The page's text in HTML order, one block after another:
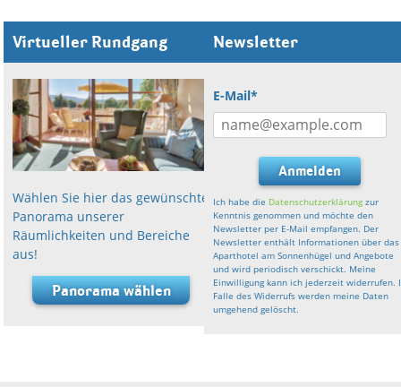
Virtueller Rundgang
Wählen Sie hier das gewünschte
Panorama unserer
Räumlichkeiten und Bereiche
aus!
Panorama wählen
Newsletter
E-Mail*
Anmelden
Ich habe die Datenschutzerklärung zur
Kenntnis genommen und möchte den
Newsletter per E-Mail empfangen. Der
Newsletter enthält Informationen über das
Aparthotel am Sonnenhügel und Angebote
und wird periodisch verschickt. Meine
Einwilligung kann ich jederzeit widerrufen.
Falle des Widerrufs werden meine Daten
umgehend gelöscht.